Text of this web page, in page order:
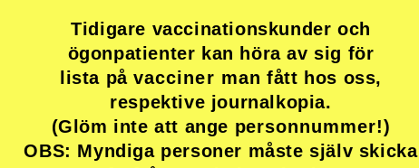
Tidigare vaccinationskunder och
ögonpatienter kan höra av sig för
lista påvacciner man fått hos oss,
respektive journalkopia.
(Glöm inte att ange personnummer!)
OBS: Myndiga personer måste själv skicka